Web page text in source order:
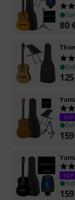
80
125
159
159